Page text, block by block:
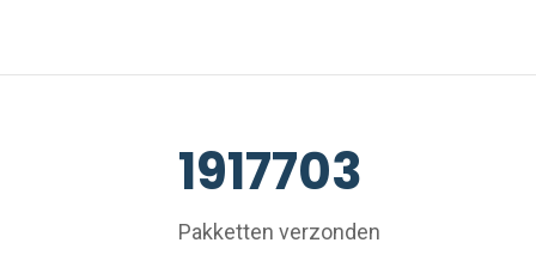
1917703
Pakketten verzonden